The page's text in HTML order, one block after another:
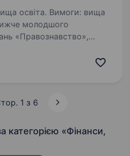
Вимоги: вища
молодшого
«Правознавство»,
справа та страхування»
1 з 6
категорією «Фінанси,